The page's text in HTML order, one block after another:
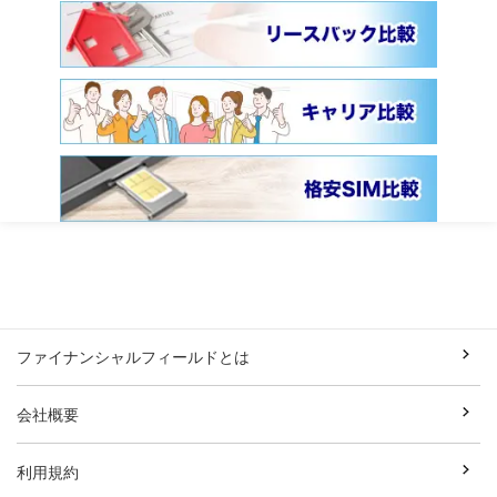
ファイナンシャルフィールドとは
会社概要
利用規約